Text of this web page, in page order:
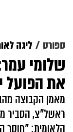
ספורט ליגה
שלומי
את הפועל
ראשל"צ, הסביר